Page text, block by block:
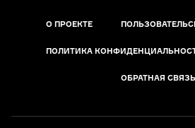
О ПРОЕКТЕ
ПОЛИТИКА
ОБРАТНАЯ СВЯЗЬ